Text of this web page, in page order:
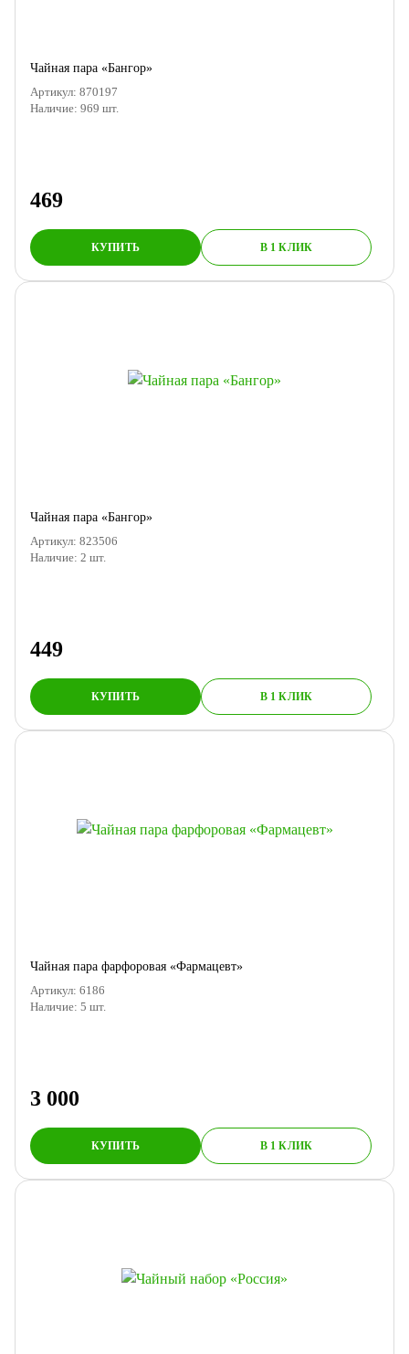
Чайная пара «Бангор»
Артикул: 870197
Наличие: 969 шт.
469
КУПИТЬ В 1 КЛИК
Чайная пара «Бангор»
Артикул: 823506
Наличие: 2 шт.
449
КУПИТЬ В 1 КЛИК
Чайная пара фарфоровая «Фармацевт»
Артикул: 6186
Наличие: 5 шт.
3 000
КУПИТЬ В 1 КЛИК